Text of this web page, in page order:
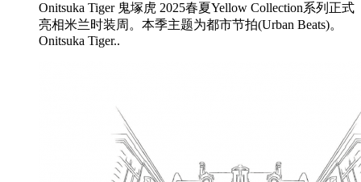
Onitsuka Tiger 鬼塚虎 2025春夏Yellow Collection系列正式
亮相米兰时装周。本季主题为都市节拍(Urban Beats)。
Onitsuka Tiger..